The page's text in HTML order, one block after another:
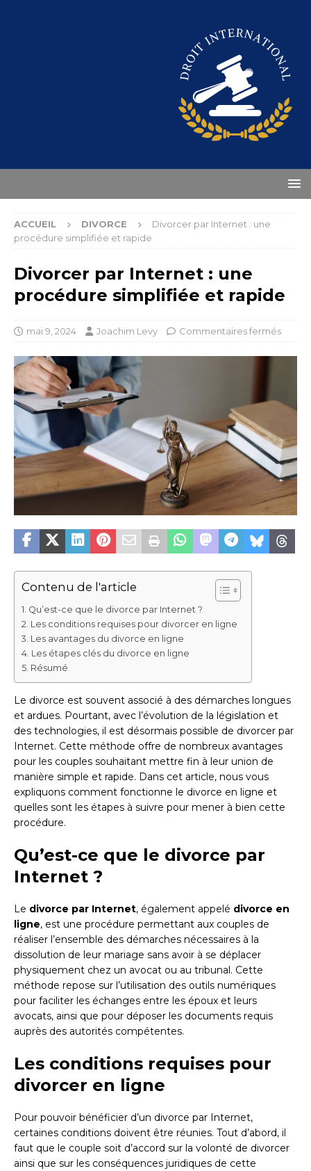
ACCUEIL DIVORCE
Divorcer par Internet : une
procédure simplifiée et rapide
Divorcer par Internet : une
procédure simplifiée et rapide
mai 9, 2024 Joachim Levy Commentaires fermés
Contenu de l'article
Qu’est-ce que le divorce par Internet ?
Les conditions requises pour divorcer en ligne
Les avantages du divorce en ligne
Les étapes clés du divorce en ligne
Résumé
Le divorce est souvent associé à des démarches longues
et ardues. Pourtant, avec l’évolution de la législation et
des technologies, il est désormais possible de divorcer par
Internet. Cette méthode offre de nombreux avantages
pour les couples souhaitant mettre fin à leur union de
manière simple et rapide. Dans cet article, nous vous
expliquons comment fonctionne le divorce en ligne et
quelles sont les étapes à suivre pour mener à bien cette
procédure.
Qu’est-ce que le divorce par
Internet ?
Le divorce par Internet, également appelé divorce en
ligne, est une procédure permettant aux couples de
réaliser l’ensemble des démarches nécessaires à la
dissolution de leur mariage sans avoir à se déplacer
physiquement chez un avocat ou au tribunal. Cette
méthode repose sur l’utilisation des outils numériques
pour faciliter les échanges entre les époux et leurs
avocats, ainsi que pour déposer les documents requis
auprès des autorités compétentes.
Les conditions requises pour
divorcer en ligne
Pour pouvoir bénéficier d’un divorce par Internet,
certaines conditions doivent être réunies. Tout d’abord, il
faut que le couple soit d’accord sur la volonté de divorcer
ainsi que sur les conséquences juridiques de cette